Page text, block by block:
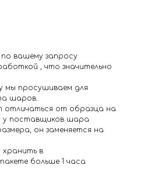
по вашему запросу
, что значительно
мы просушиваем для
шаров.
отличаться от образца на
поставщиков шара
он заменяется на
хранить в
больше 1 часа